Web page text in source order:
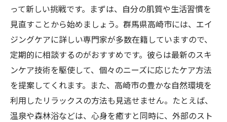
って新しい挑戦です。まずは、自分の肌質や生活習慣を
見直すことから始めましょう。群馬県高崎市には、エイ
ジングケアに詳しい専門家が多数在籍していますので、
定期的に相談するのがおすすめです。彼らは最新のスキ
ンケア技術を駆使して、個々のニーズに応じたケア方法
を提案してくれます。また、高崎市の豊かな自然環境を
利用したリラックスの方法も見逃せません。たとえば、
温泉や森林浴などは、心身を癒すと同時に、外部のスト